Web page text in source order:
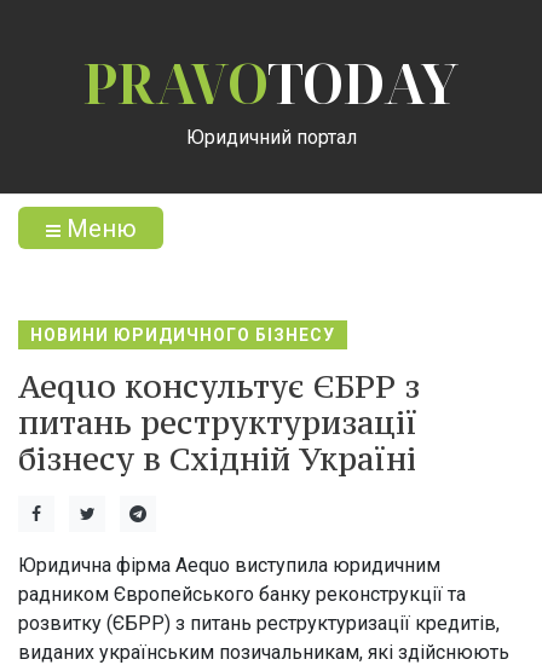
PRAVOTODAY
Юридичний портал
Меню
НОВИНИ ЮРИДИЧНОГО БІЗНЕСУ
Aequo консультує ЄБРР з
питань реструктуризації
бізнесу в Східній Україні
Юридична фірма Aequo виступила юридичним
радником Європейського банку реконструкції та
розвитку (ЄБРР) з питань реструктуризації кредитів,
виданих українським позичальникам, які здійснюють